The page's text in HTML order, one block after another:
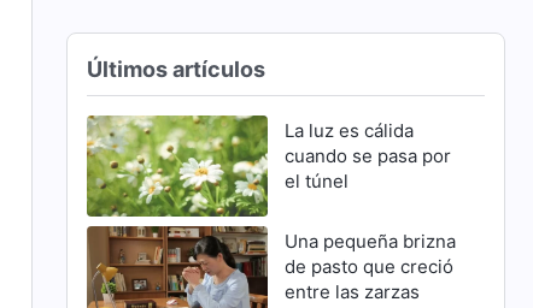
Últimos artículos
La luz es cálida
cuando se pasa por
el túnel
Una pequeña brizna
de pasto que creció
entre las zarzas